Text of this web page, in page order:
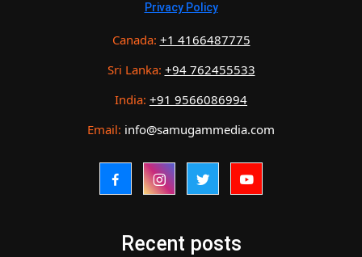
Privacy Policy
Canada: +1 4166487775
Sri Lanka: +94 762455533
India: +91 9566086994
Email: info@samugammedia.com
Recent posts